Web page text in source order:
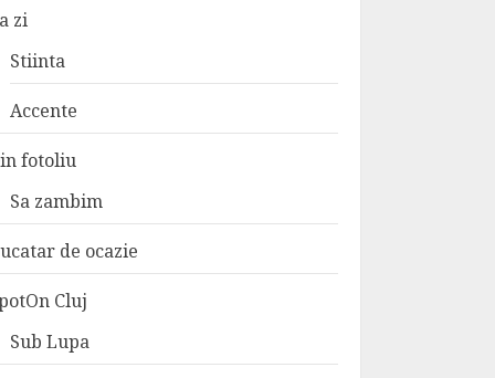
zi
Stiinta
Accente
fotoliu
Sa zambim
de ocazie
Cluj
Sub Lupa